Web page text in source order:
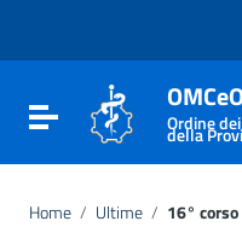
Vai al footer
Attiva / disattiva la
Ordine
della
Home / Ultime / 16°